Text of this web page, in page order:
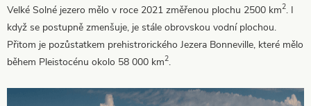
Velké Solné jezero mělo v roce 2021 změřenou plochu 2500 km2. I
když se postupně zmenšuje, je stále obrovskou vodní plochou.
Přitom je pozůstatkem prehistrorického Jezera Bonneville, které mělo
během Pleistocénu okolo 58 000 km2.